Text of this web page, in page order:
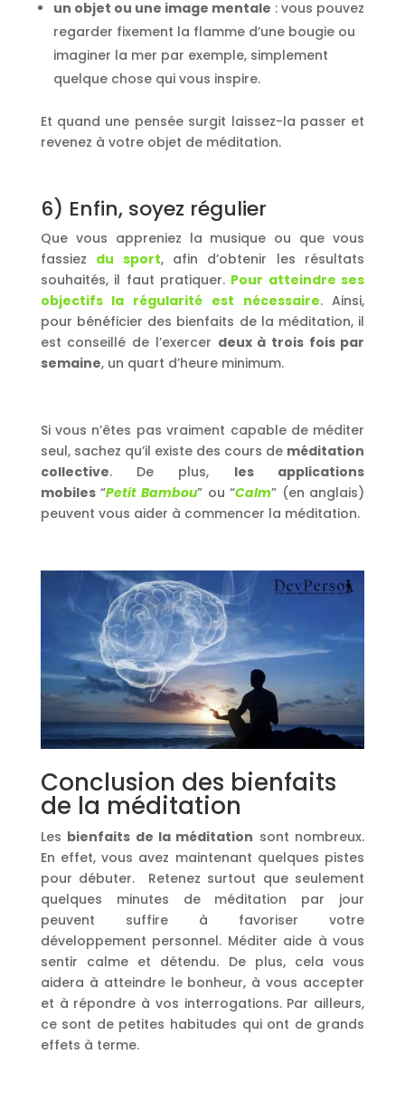
un objet ou une image mentale : vous pouvez
regarder fixement la flamme d’une bougie ou
imaginer la mer par exemple, simplement
quelque chose qui vous inspire.
Et quand une pensée surgit laissez-la passer et
revenez à votre objet de méditation.
6) Enfin, soyez régulier
Que vous appreniez la musique ou que vous
fassiez du sport, afin d’obtenir les résultats
souhaités, il faut pratiquer. Pour atteindre ses
objectifs la régularité est nécessaire. Ainsi,
pour bénéficier des bienfaits de la méditation, il
est conseillé de l’exercer deux à trois fois par
semaine, un quart d’heure minimum.
Si vous n’êtes pas vraiment capable de méditer
seul, sachez qu’il existe des cours de méditation
collective. De plus, les applications
mobiles“Petit Bambou” ou “Calm” (en anglais)
peuvent vous aider à commencer la méditation.
Conclusion des bienfaits
de la méditation
Les bienfaits de la méditation sont nombreux.
En effet, vous avez maintenant quelques pistes
pour débuter. Retenez surtout que seulement
quelques minutes de méditation par jour
peuvent suffire à favoriser votre
développement personnel. Méditer aide à vous
sentir calme et détendu. De plus, cela vous
aidera à atteindre le bonheur, à vous accepter
et à répondre à vos interrogations. Par ailleurs,
ce sont de petites habitudes qui ont de grands
effets à terme.